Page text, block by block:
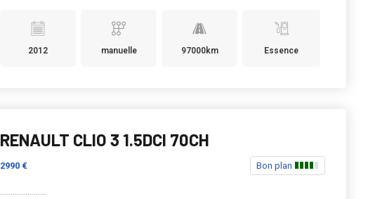
2012 manuelle 97000km Essence
RENAULT CLIO 3 1.5DCI 70CH
2990 € Bon plan
......................